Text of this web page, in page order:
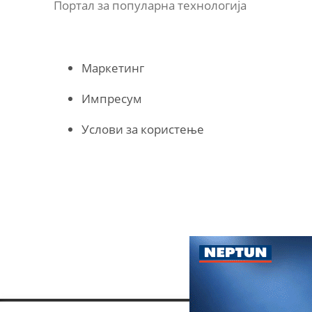
Портал за популарна технологија
Маркетинг
Импресум
Услови за користење